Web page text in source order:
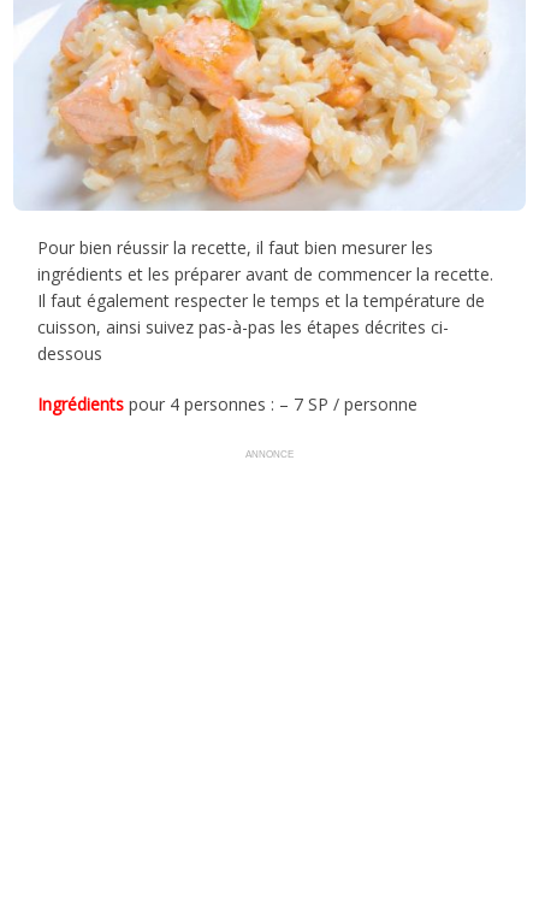
Pour bien réussir la recette, il faut bien mesurer les
ingrédients et les préparer avant de commencer la recette.
Il faut également respecter le temps et la température de
cuisson, ainsi suivez pas-à-pas les étapes décrites ci-
dessous
Ingrédients pour 4 personnes : – 7 SP / personne
ANNONCE